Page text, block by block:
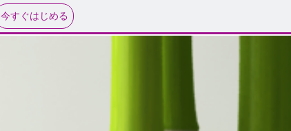
今すぐはじめる